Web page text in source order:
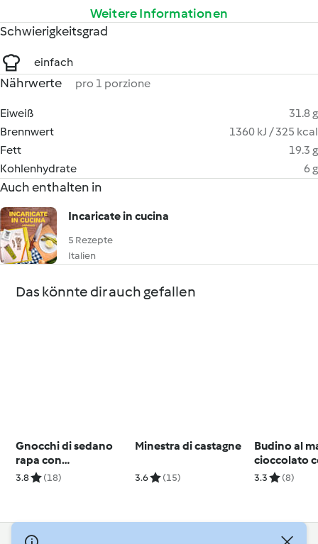
Weitere Informationen
Schwierigkeitsgrad
einfach
Nährwerte pro 1 porzione
Eiweiß
31.8 g
Brennwert
1360 kJ / 325 kcal
Fett
19.3 g
Kohlenhydrate
6 g
Auch enthalten in
Incaricate in cucina
5 Rezepte
Italien
Das könnte dir auch gefallen
Gnocchi di sedano
rapa con
Castelmagno
3.8 (18)
Minestra di castagne
3.6 (15)
Budino al
cioccolato
sciroppo
3.3 (8)